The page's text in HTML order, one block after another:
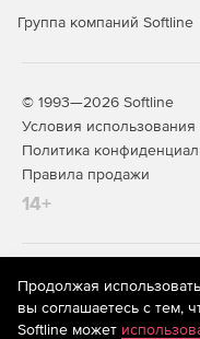
Группа компаний Softline
© 1993—2026 Softline
Условия использования
Политика
Правила продажи
14+
На информационном
рекомендательные
предоставления
систематизации и
Продолжая
вы соглашаетесь с тем,
Softline может